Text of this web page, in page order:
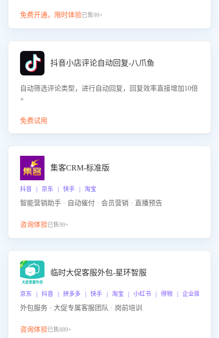
免费开通，限时体验已售99+
抖音小店评论自动回复-八爪鱼
自动筛选评论类型，进行自动回复，回复效率直接增加10倍
+
免费试用
集客CRM-标准版
抖音 | 京东 | 快手 | 淘宝
智能营销助手 · 自动催付 · 会员营销 · 直播预告
咨询体验已售99+
临时大促客服外包-星环智服
京东 | 抖音 | 拼多多 | 快手 | 淘宝 | 小红书 | 得物 | 企业微信
外包服务 · 大促专属客服团队 · 岗前培训
咨询体验已售889+